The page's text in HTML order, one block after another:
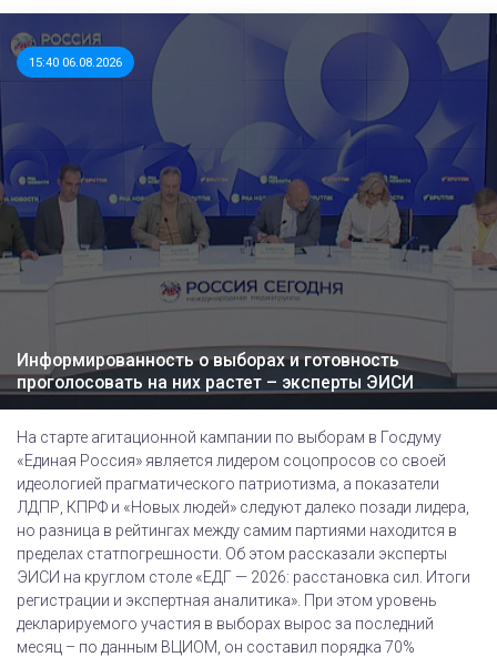
15:40 06.08.2026
Информированность о выборах и готовность
проголосовать на них растет – эксперты ЭИСИ
На старте агитационной кампании по выборам в Госдуму
«Единая Россия» является лидером соцопросов со своей
идеологией прагматического патриотизма, а показатели
ЛДПР, КПРФ и «Новых людей» следуют далеко позади лидера,
но разница в рейтингах между самим партиями находится в
пределах статпогрешности. Об этом рассказали эксперты
ЭИСИ на круглом столе «ЕДГ — 2026: расстановка сил. Итоги
регистрации и экспертная аналитика». При этом уровень
декларируемого участия в выборах вырос за последний
месяц – по данным ВЦИОМ, он составил порядка 70%